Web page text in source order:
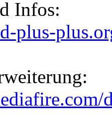
Infos:
plus-